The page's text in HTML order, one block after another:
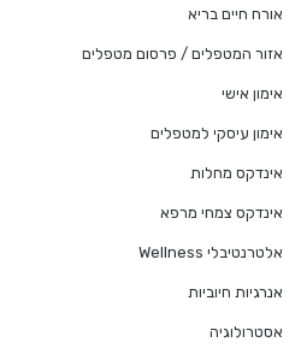
אורח חיים בריא
אזור המטפלים / פרסום מטפלים
אימון אישי
אימון עיסקי למטפלים
אינדקס מחלות
אינדקס צמחי מרפא
אלטרנטיבלי Wellness
אנרגיות חיוביות
אסטרולוגיה